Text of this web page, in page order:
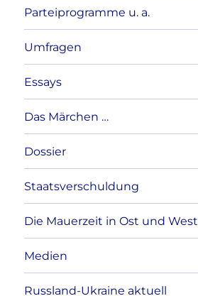
Parteiprogramme u. a.
Umfragen
Essays
Das Märchen …
Dossier
Staatsverschuldung
Die Mauerzeit in Ost und West
Medien
Russland-Ukraine aktuell